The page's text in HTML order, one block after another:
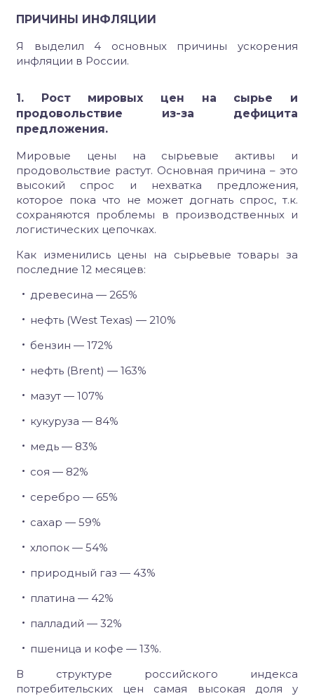
ПРИЧИНЫ ИНФЛЯЦИИ
Я выделил 4 основных причины ускорения
инфляции в России.
1. Рост мировых цен на сырье и
продовольствие из-за дефицита
предложения.
Мировые цены на сырьевые активы и
продовольствие растут. Основная причина – это
высокий спрос и нехватка предложения,
которое пока что не может догнать спрос, т.к.
сохраняются проблемы в производственных и
логистических цепочках.
Как изменились цены на сырьевые товары за
последние 12 месяцев:
древесина — 265%
нефть (West Texas) — 210%
бензин — 172%
нефть (Brent) — 163%
мазут — 107%
кукуруза — 84%
медь — 83%
соя — 82%
серебро — 65%
сахар — 59%
хлопок — 54%
природный газ — 43%
платина — 42%
палладий — 32%
пшеница и кофе — 13%.
В структуре российского индекса
потребительских цен самая высокая доля у